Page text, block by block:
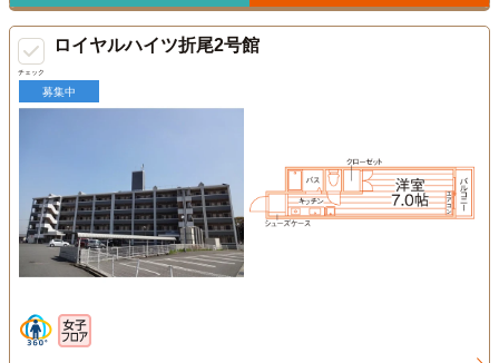
チェック
ロイヤルハイツ折尾2号館
募集中